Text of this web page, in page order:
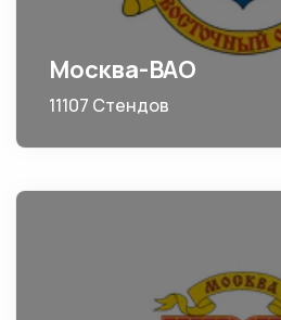
Москва-ВАО
11107 Стендов